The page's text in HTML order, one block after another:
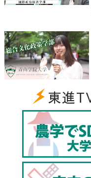
論と実践の融合を図
▼青山学院大学経営
https://
▼青山学院大学関連の
３分でわかる！青山
【東進TV】
https://youtu.be/
青学入学式2019で新
東進